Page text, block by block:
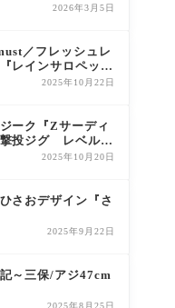
2026年3月5日
／フレッシュレ
レインサロペッ
2025年10月22日
ーク『Zサーディ
投ジグ レベルシ
2025年10月20日
さおデザイン『さ
2025年9月22日
～三保/アジ47cm
2025年8月25日